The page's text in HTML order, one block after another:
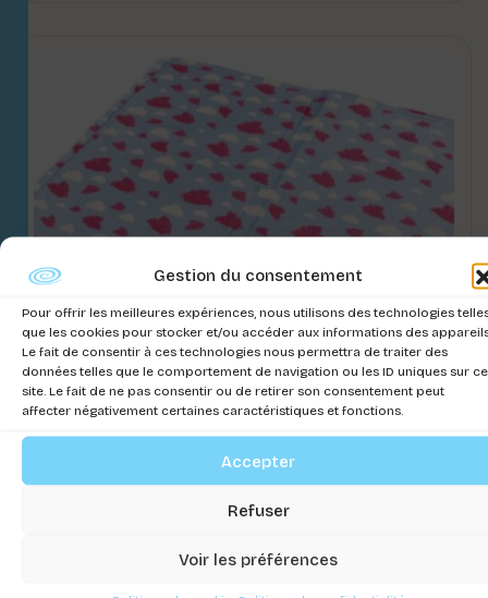
Gestion du consentement
Pour offrir les meilleures expériences, nous utilisons des technologies
que les cookies pour stocker et/ou accéder aux informations des
Le fait de consentir à ces technologies nous permettra de traiter des
données telles que le comportement de navigation ou les ID uniques sur ce
site. Le fait de ne pas consentir ou de retirer son consentement peut
affecter négativement certaines caractéristiques et fonctions.
Accepter
Refuser
Voir les préférences
TAPIS FRESH FLYING PIGS